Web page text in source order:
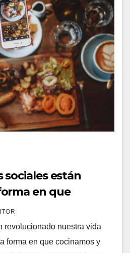
sociales están
en que
revolucionado nuestra vida
forma en que cocinamos y